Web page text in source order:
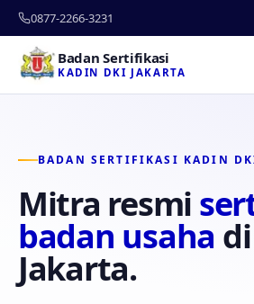
0877-2266-3231
Badan Sertifikasi
KADIN DKI JAKARTA
BADAN SERTIFIKASI KADIN
Mitra resmi
badan usaha
Jakarta.